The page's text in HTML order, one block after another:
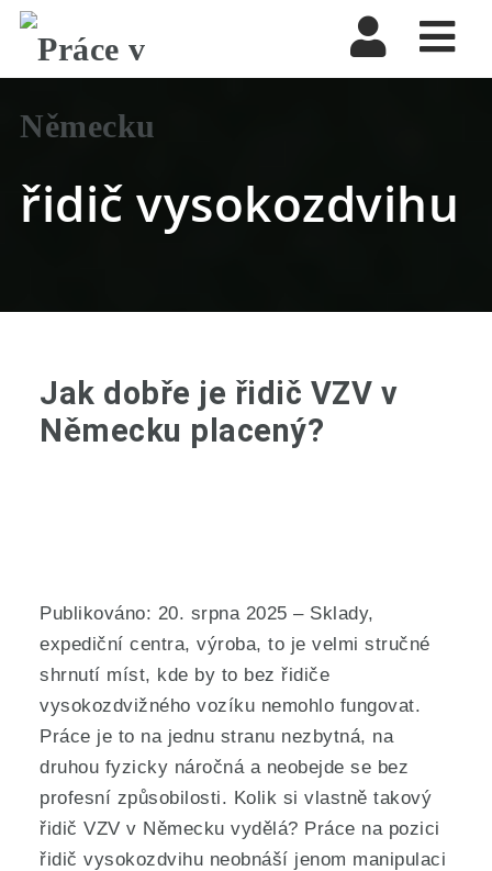
řidič vysokozdvihu
Jak dobře je řidič VZV v
Německu placený?
Publikováno: 20. srpna 2025 – Sklady,
expediční centra, výroba, to je velmi stručné
shrnutí míst, kde by to bez řidiče
vysokozdvižného vozíku nemohlo fungovat.
Práce je to na jednu stranu nezbytná, na
druhou fyzicky náročná a neobejde se bez
profesní způsobilosti. Kolik si vlastně takový
řidič VZV v Německu vydělá? Práce na pozici
řidič vysokozdvihu neobnáší jenom manipulaci